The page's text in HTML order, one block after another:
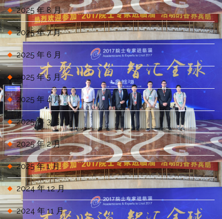
2025 年 8 月
2025 年 7 月
2025 年 6 月
2025 年 5 月
2025 年 4 月
2025 年 3 月
2025 年 2 月
2025 年 1 月
2024 年 12 月
2024 年 11 月